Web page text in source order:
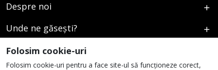
Despre noi
Unde ne găsești?
Urmați-ne
Folosim cookie-uri
Folosim cookie-uri pentru a face site-ul să funcționeze corect,